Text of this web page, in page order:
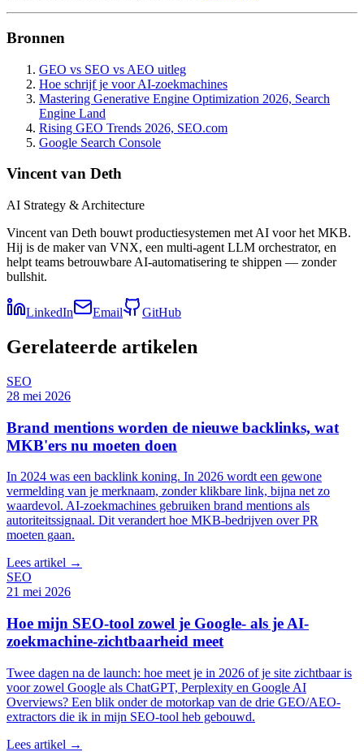
Bronnen
GEO vs SEO vs AEO uitleg
Hoe schrijf je voor AI-zoekmachines
Mastering Generative Engine Optimization 2026, Search
Engine Land
Rising GEO Trends 2026, SEO.com
Google Search Console
Vincent van Deth
AI Strategy & Architecture
Vincent van Deth bouwt productiesystemen met AI voor het MKB.
Hij is de maker van VNX, een multi-agent LLM orchestrator, en
helpt teams betrouwbare AI-automatisering te shippen — zonder
bullshit.
LinkedIn Email GitHub
Gerelateerde artikelen
SEO
28 mei 2026
Brand mentions worden de nieuwe backlinks, wat
MKB'ers nu moeten doen
In 2024 was een backlink koning. In 2026 wordt een gewone
vermelding van je merknaam, zonder klikbare link, bijna net zo
waardevol. AI-zoekmachines gebruiken brand mentions als
autoriteitssignaal. Dit verandert hoe MKB-bedrijven over PR
moeten gaan.
Lees artikel →
SEO
21 mei 2026
Hoe mijn SEO-tool zowel je Google- als je AI-
zoekmachine-zichtbaarheid meet
Twee dagen na de launch: hoe meet je in 2026 of je site zichtbaar is
voor zowel Google als ChatGPT, Perplexity en Google AI
Overviews? Een blik onder de motorkap van de drie GEO/AEO-
extractors die ik in mijn SEO-tool heb gebouwd.
Lees artikel →